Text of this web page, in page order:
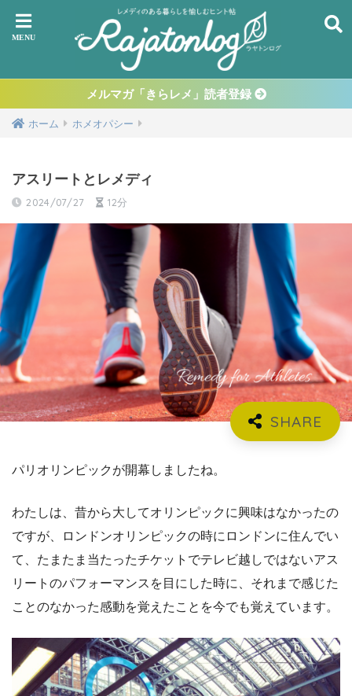
メルマガ「きらレメ」読者登録
ホーム ホメオパシー
アスリートとレメディ
2024/07/27 12分
パリオリンピックが開幕しましたね。
わたしは、昔から大してオリンピックに興味はなかったの
ですが、ロンドンオリンピックの時にロンドンに住んでい
て、たまたま当たったチケットでテレビ越しではないアス
リートのパフォーマンスを目にした時に、それまで感じた
ことのなかった感動を覚えたことを今でも覚えています。